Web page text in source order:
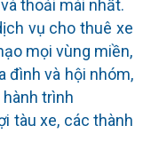
thoải mái nhất.
vụ cho thuê xe
mọi vùng miền,
đình và hội nhóm,
trình
tàu xe, các thành